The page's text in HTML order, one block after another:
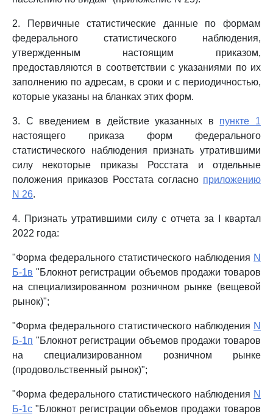
2. Первичные статистические данные по формам
федерального статистического наблюдения,
утвержденным настоящим приказом,
предоставляются в соответствии с указаниями по их
заполнению по адресам, в сроки и с периодичностью,
которые указаны на бланках этих форм.
3. С введением в действие указанных в пункте 1
настоящего приказа форм федерального
статистического наблюдения признать утратившими
силу некоторые приказы Росстата и отдельные
положения приказов Росстата согласно приложению
N 26.
4. Признать утратившими силу с отчета за I квартал
2022 года:
"Форма федерального статистического наблюдения N
Б-1в "Блокнот регистрации объемов продажи товаров
на специализированном розничном рынке (вещевой
рынок)";
"Форма федерального статистического наблюдения N
Б-1п "Блокнот регистрации объемов продажи товаров
на специализированном розничном рынке
(продовольственный рынок)";
"Форма федерального статистического наблюдения N
Б-1с "Блокнот регистрации объемов продажи товаров